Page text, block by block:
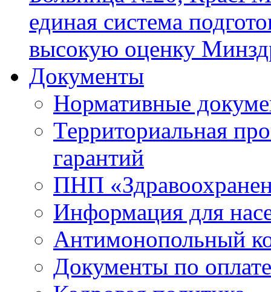
единая система
высокую оценку
Документы
Нормативные
Территориальная
гарантий
ПНП
Информация для
Антимонопольный
Документы по